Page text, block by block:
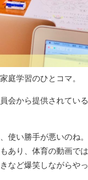
庭学習のひとコマ。
会から提供されてい
、使い勝手が悪いのね
あり、体育の動画で
など爆笑しながらやっ